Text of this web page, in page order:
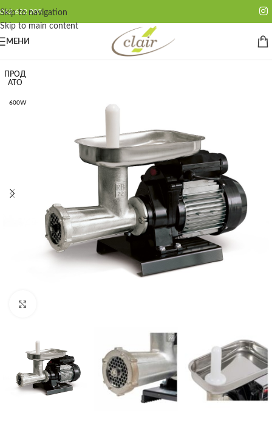
Skip to navigation
Skip to main content
062 622 200
МЕНИ
ПРОД
АТО
600W